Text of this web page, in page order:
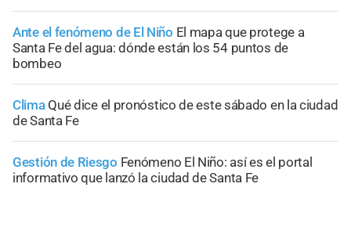
Ante el fenómeno de El Niño El mapa que protege a
Santa Fe del agua: dónde están los 54 puntos de
bombeo
Clima Qué dice el pronóstico de este sábado en la ciudad
de Santa Fe
Gestión de Riesgo Fenómeno El Niño: así es el portal
informativo que lanzó la ciudad de Santa Fe